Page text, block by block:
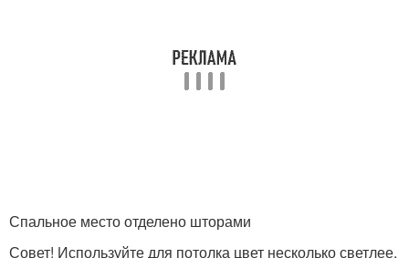
Спальное место отделено шторами
Совет! Используйте для потолка цвет несколько светлее,